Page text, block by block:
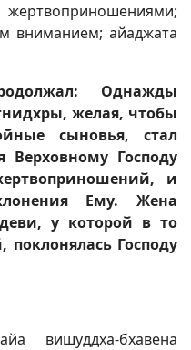
вниманием; айаджата
Однажды
желая, чтобы
сыновья, стал
Верховному Господу
и
Ему. Жена
у которой в то
Господу
вишуддха-бхавена